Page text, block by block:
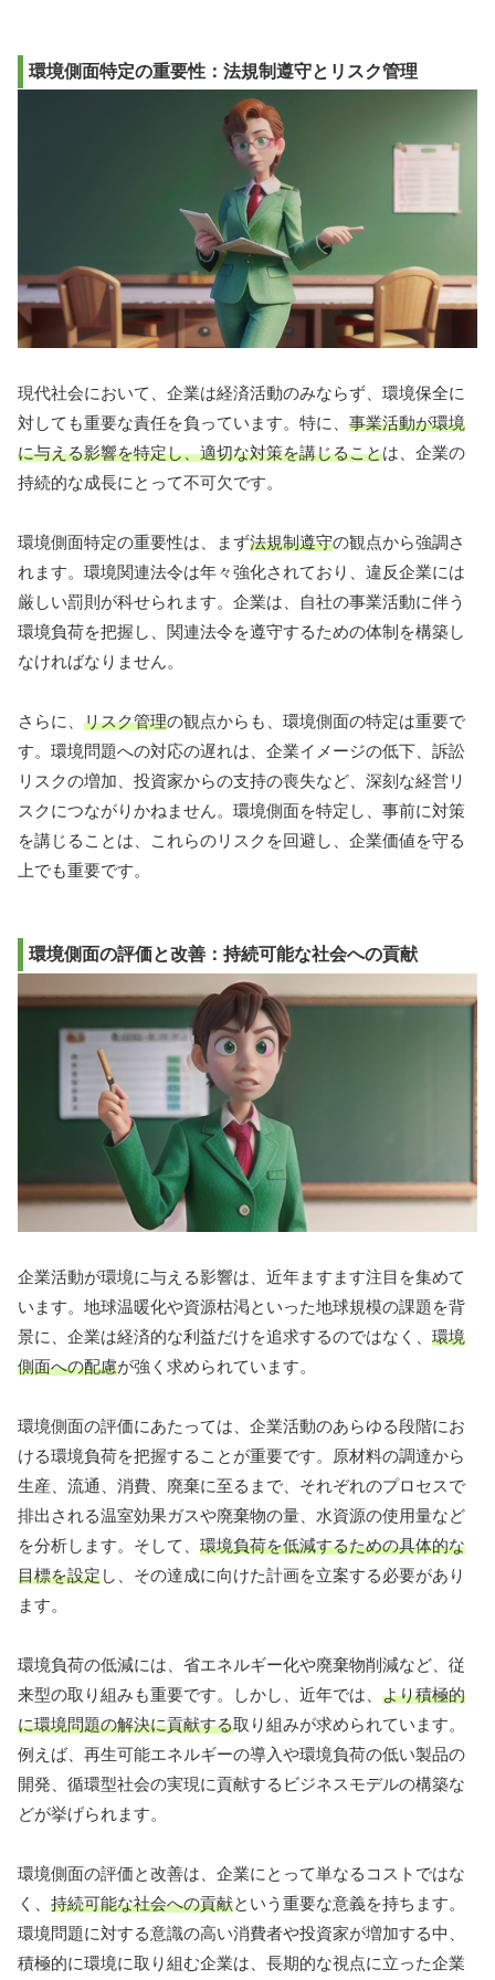
環境側面特定の重要性：法規制遵守とリスク管理
現代社会において、企業は経済活動のみならず、環境保全に
対しても重要な責任を負っています。特に、 事業活動が環境
に与える影響を特定し、適切な対策を講じることは、企業の
持続的な成長にとって不可欠です。
環境側面特定の重要性は、まず法規制遵守の観点から強調さ
れます。環境関連法令は年々強化されており、違反企業には
厳しい罰則が科せられます。企業は、自社の事業活動に伴う
環境負荷を把握し、関連法令を遵守するための体制を構築し
なければなりません。
さらに、 リスク管理の観点からも、環境側面の特定は重要で
す。環境問題への対応の遅れは、企業イメージの低下、訴訟
リスクの増加、投資家からの支持の喪失など、深刻な経営リ
スクにつながりかねません。環境側面を特定し、事前に対策
を講じることは、これらのリスクを回避し、企業価値を守る
上でも重要です。
環境側面の評価と改善：持続可能な社会への貢献
企業活動が環境に与える影響は、近年ますます注目を集めて
います。地球温暖化や資源枯渇といった地球規模の課題を背
景に、企業は経済的な利益だけを追求するのではなく、 環境
側面への配慮が強く求められています。
環境側面の評価にあたっては、企業活動のあらゆる段階にお
ける環境負荷を把握することが重要です。原材料の調達から
生産、流通、消費、廃棄に至るまで、それぞれのプロセスで
排出される温室効果ガスや廃棄物の量、水資源の使用量など
を分析します。そして、 環境負荷を低減するための具体的な
目標を設定し、その達成に向けた計画を立案する必要があり
ます。
環境負荷の低減には、省エネルギー化や廃棄物削減など、従
来型の取り組みも重要です。しかし、近年では、 より積極的
に環境問題の解決に貢献する取り組みが求められています。
例えば、再生可能エネルギーの導入や環境負荷の低い製品の
開発、循環型社会の実現に貢献するビジネスモデルの構築な
どが挙げられます。
環境側面の評価と改善は、企業にとって単なるコストではな
く、 持続可能な社会への貢献という重要な意義を持ちます。
環境問題に対する意識の高い消費者や投資家が増加する中、
積極的に環境に取り組む企業は、長期的な視点に立った企業